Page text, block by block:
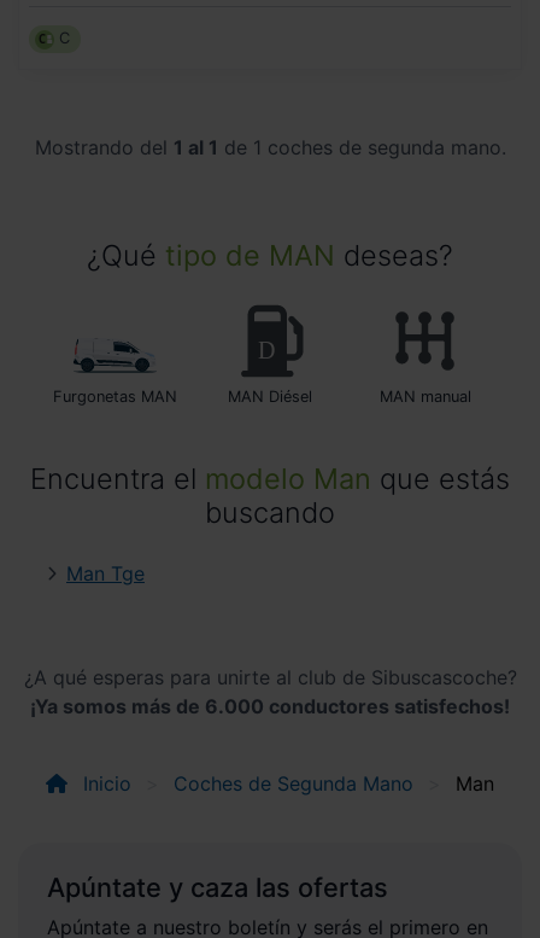
C
Mostrando del 1 al 1 de 1 coches de segunda mano.
¿Qué tipo de MAN deseas?
Furgonetas MAN MAN Diésel MAN manual
Encuentra el modelo Man que estás
buscando
Man Tge
¿A qué esperas para unirte al club de Sibuscascoche?
¡Ya somos más de 6.000 conductores satisfechos!
Inicio Coches de Segunda Mano Man
Apúntate y caza las ofertas
Apúntate a nuestro boletín y serás el primero en